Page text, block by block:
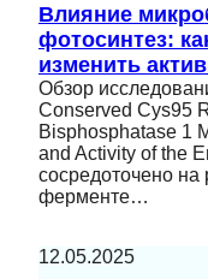
Влияние
фотосинтез:
изменить
Обзор
Conserved Cys95
Bisphosphatase 1
and Activity of the
сосредоточено на
ферменте…
12.05.2025